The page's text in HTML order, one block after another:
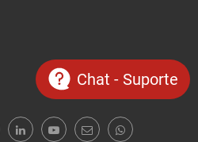
Chat - Suporte